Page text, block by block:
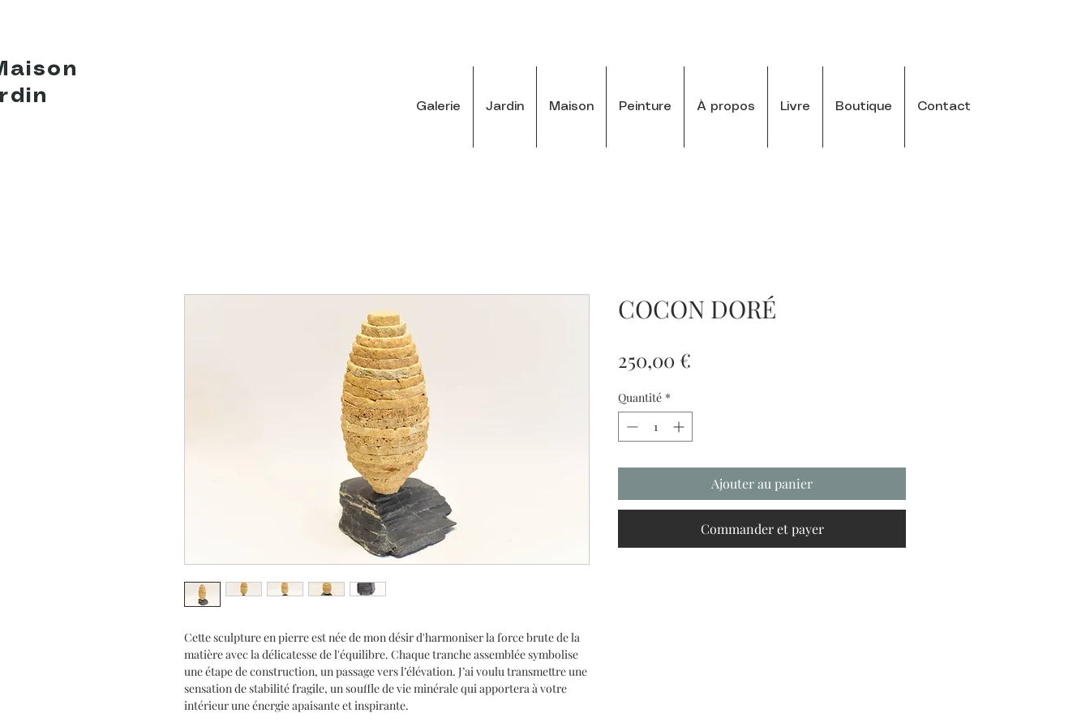
Galerie Jardin Maison Peinture À propos Livre Boutique Contact
Cette sculpture en pierre est née de mon désir d'harmoniser la force brute de la
matière avec la délicatesse de l'équilibre. Chaque tranche assemblée symbolise
une étape de construction, un passage vers l’élévation. J’ai voulu transmettre une
sensation de stabilité fragile, un souffle de vie minérale qui apportera à votre
intérieur une énergie apaisante et inspirante.
COCON DORÉ
250,00 €
Quantité *
Ajouter au panier
Commander et payer